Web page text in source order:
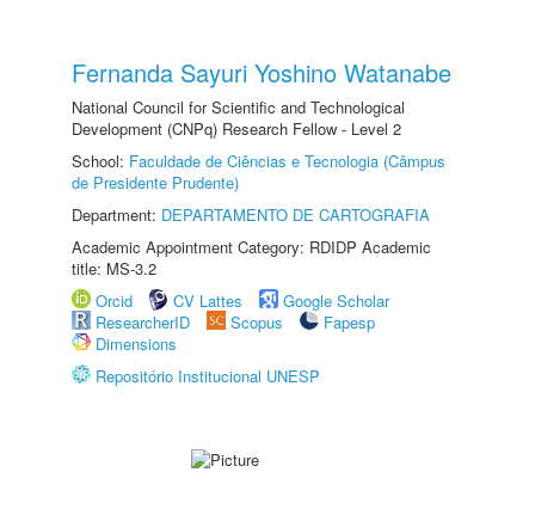
Fernanda Sayuri Yoshino Watanabe
National Council for Scientific and Technological
Development (CNPq) Research Fellow - Level 2
School: Faculdade de Ciências e Tecnologia (Câmpus
de Presidente Prudente)
Department: DEPARTAMENTO DE CARTOGRAFIA
Academic Appointment Category: RDIDP Academic
title: MS-3.2
Orcid
CV Lattes
Google Scholar
ResearcherID
Scopus
Fapesp
Dimensions
Repositório Institucional UNESP